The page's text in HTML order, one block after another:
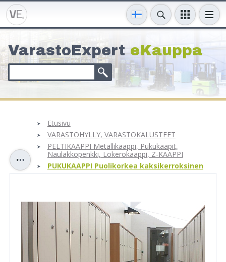
VarastoExperteKauppa
Etusivu
VARASTOHYLLY, VARASTOKALUSTEET
PELTIKAAPPI Metallikaappi, Pukukaapit,
Naulakkopenkki, Lokerokaappi, Z-KAAPPI
PUKUKAAPPI Puolikorkea kaksikerroksinen